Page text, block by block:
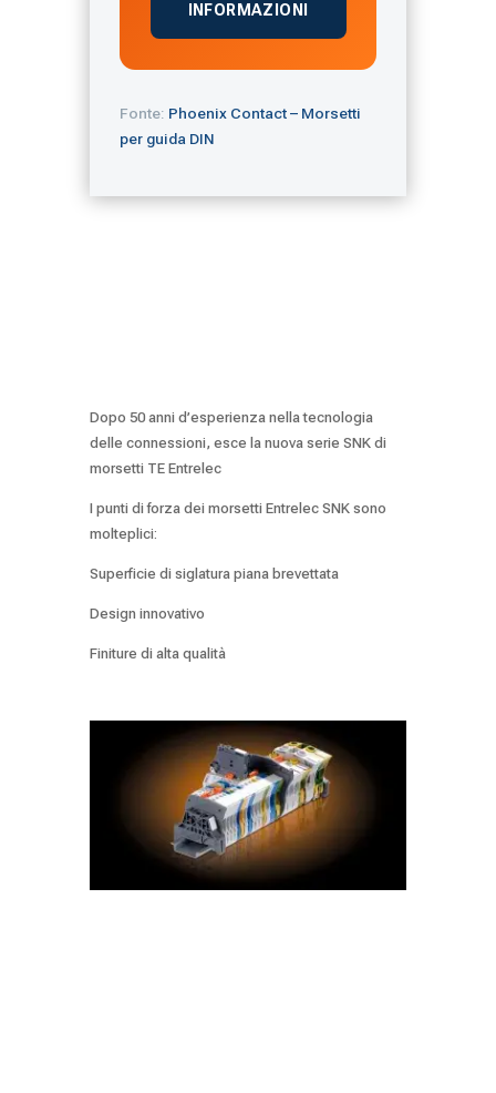
INFORMAZIONI
Fonte: Phoenix Contact – Morsetti
per guida DIN
Dopo 50 anni d’esperienza nella tecnologia
delle connessioni, esce la nuova serie SNK di
morsetti TE Entrelec
I punti di forza dei morsetti Entrelec SNK sono
molteplici:
Superficie di siglatura piana brevettata
Design innovativo
Finiture di alta qualità